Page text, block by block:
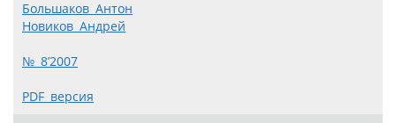
Большаков Антон
Новиков Андрей
№ 8’2007
PDF версия